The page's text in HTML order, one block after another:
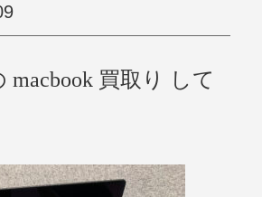
macbook 買取り して